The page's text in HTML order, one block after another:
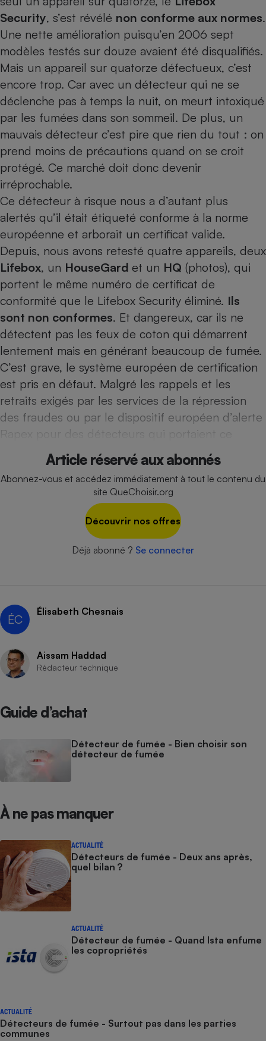
Security, s’est révélé non conforme aux normes.
Une nette amélioration puisqu’en 2006 sept
modèles testés sur douze avaient été disqualifiés.
Mais un appareil sur quatorze défectueux, c’est
encore trop. Car avec un détec­teur qui ne se
déclenche pas à temps la nuit, on meurt intoxiqué
par les fumées dans son sommeil. De plus, un
mauvais détecteur c’est pire que rien du tout : on
prend moins de précautions quand on se croit
protégé. Ce marché doit donc devenir
irréprochable.
Ce détecteur à risque nous a d’autant plus
alertés qu’il était étiqueté conforme à la norme
européenne et arborait un certificat valide.
Depuis, nous avons retesté quatre appareils, deux
Lifebox, un HouseGard et un HQ (photos), qui
portent le même numéro de certificat de
conformité que le Lifebox Security éliminé. Ils
sont non conformes. Et dangereux, car ils ne
détec­tent pas les feux de coton qui démarrent
lentement mais en générant beaucoup de fumée.
C’est grave, le système européen de certification
est pris en défaut. Malgré les rappels et les
retraits exigés par les services de la répression
des fraudes ou par le dispositif européen d’alerte
Rapex pour des détecteurs qui portaient ce
Article réservé aux abonnés
Abonnez-vous et accédez immédiatement à tout le contenu du
site QueChoisir.org
Découvrir nos offres
Déjà abonné ? Se connecter
ÉC
Élisabeth Chesnais
Aissam Haddad
Rédacteur technique
Guide d’achat
Détecteur de fumée - Bien choisir son
détecteur de fumée
À ne pas manquer
ACTUALITÉ
Détecteurs de fumée - Deux ans après,
quel bilan ?
ACTUALITÉ
Détecteur de fumée - Quand Ista enfume
les copropriétés
ACTUALITÉ
Détecteurs de fumée - Surtout pas dans les parties
communes
alimentaire
bouteille
Assurance emprunteur
Banque
Petit électroménager -
Lave-linge
induction
Climatiseur -
Cafetière à expressos
Téléviseur
Téléphone mobile -
Smartphone
Antivirus
Matelas
Radiateur électrique
Climatiseur -
Ventilateur
Mutuelle
Antimoustique